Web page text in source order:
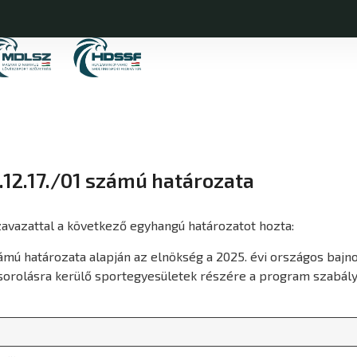
01 számú határozata
a következő egyhangú határozatot hozta:
határozata alapján az elnökség a 2025. évi országos
kerülő sportegyesületek részére a program